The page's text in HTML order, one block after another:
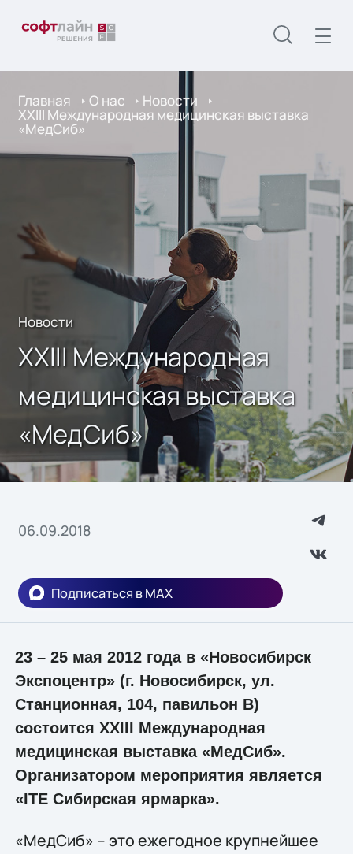
Главная О нас Новости
XXIII Международная медицинская выставка
«МедСиб»
Новости
XXIII Международная
медицинская выставка
«МедСиб»
06.09.2018
Подписаться в MAX
23 – 25 мая 2012 года в «Новосибирск
Экспоцентр» (г. Новосибирск, ул.
Станционная, 104, павильон В)
состоится XXIII Международная
медицинская выставка «МедСиб».
Организатором мероприятия является
«ITE Сибирская ярмарка».
«МедСиб» – это ежегодное крупнейшее